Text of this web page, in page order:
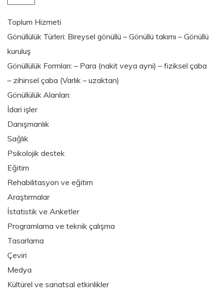
Toplum Hizmeti
Gönüllülük Türleri: Bireysel gönüllü – Gönüllü takımı – Gönüllü
kuruluş
Gönüllülük Formları: – Para (nakit veya ayni) – fiziksel çaba
– zihinsel çaba (Varlık – uzaktan)
Gönüllülük Alanları:
İdari işler
Danışmanlık
Sağlık
Psikolojik destek
Eğitim
Rehabilitasyon ve eğitim
Araştırmalar
İstatistik ve Anketler
Programlama ve teknik çalışma
Tasarlama
Çeviri
Medya
Kültürel ve sanatsal etkinlikler